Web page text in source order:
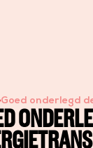
Goed onderlegd